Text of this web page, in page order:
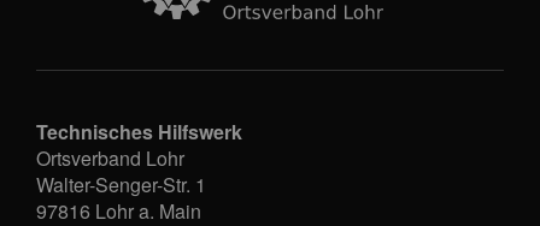
Technisches Hilfswerk
Ortsverband Lohr
Walter-Senger-Str. 1
97816 Lohr a. Main